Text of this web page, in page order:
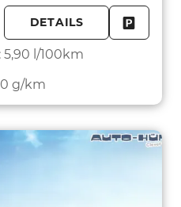
DETAILS
5,90 l/100km
g/km